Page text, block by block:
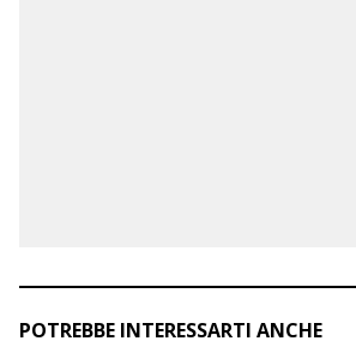
POTREBBE INTERESSARTI ANCHE